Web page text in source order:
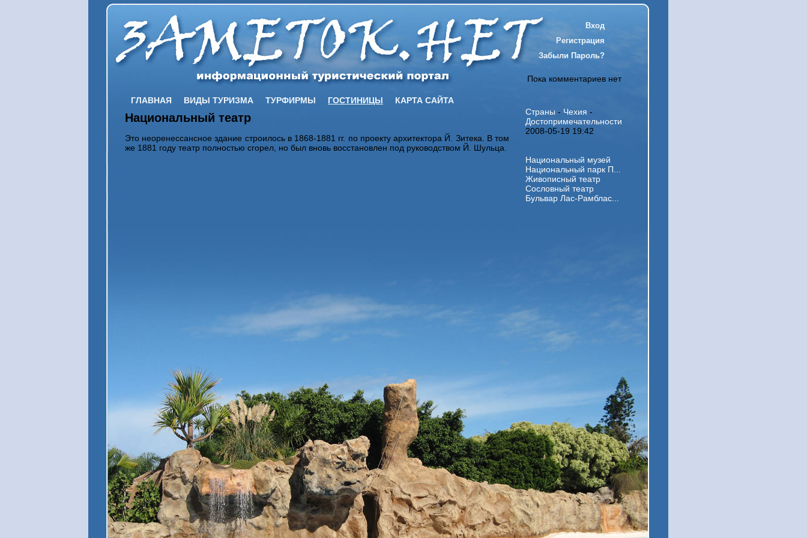
Вход
Регистрация
Забыли Пароль?
ГЛАВНАЯ ВИДЫ ТУРИЗМА ТУРФИРМЫ ГОСТИНИЦЫ КАРТА САЙТА
Национальный театр
Это неоренессансное здание строилось в 1868-1881 гг. по проекту архитектора Й. Зитека. В том
же 1881 году театр полностью сгорел, но был вновь восстановлен под руководством Й. Шульца.
Пока комментариев нет
Страны - Чехия -
Достопримечательности
2008-05-19 19:42
Национальный музей
Национальный парк П...
Живописный театр
Сословный театр
Бульвар Лас-Рамблас...